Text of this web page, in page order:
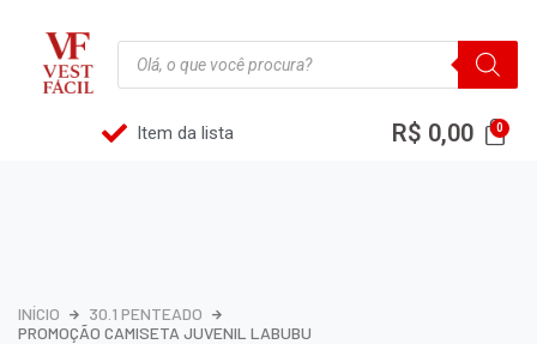
Item da lista R$ 0,00
INÍCIO
30.1 PENTEADO
PROMOÇÃO CAMISETA JUVENIL LABUBU